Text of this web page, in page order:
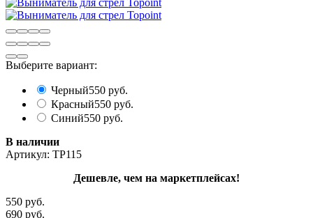
Выберите вариант:
Черный550 руб.
Красный550 руб.
Синий550 руб.
В наличии
Артикул: TP115
Дешевле, чем на маркетплейсах!
550 руб.
690 руб.